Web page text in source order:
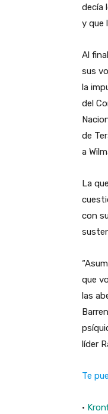
decía
y que
Al
sus
la
del
de
a
La
con
que
las
líder
Te
·